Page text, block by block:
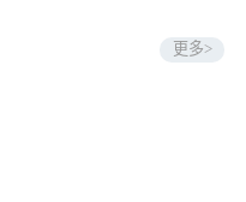
更多>